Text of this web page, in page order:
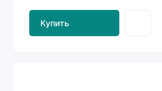
Купить